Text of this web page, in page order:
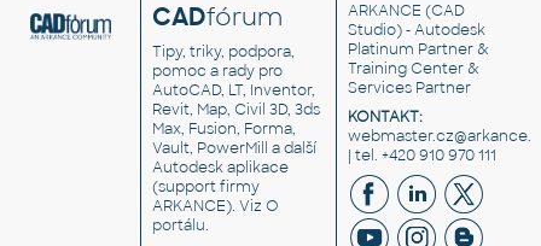
CADfórum
Tipy, triky, podpora,
pomoc a rady pro
AutoCAD, LT, Inventor,
Revit, Map, Civil 3D, 3ds
Max, Fusion, Forma,
Vault, PowerMill a další
Autodesk aplikace
(support firmy
ARKANCE). VizO
portálu.
ARKANCE (CAD
Studio) - Autodesk
Platinum Partner &
Training Center &
Services Partner
KONTAKT:
| tel. +420 910 970 111